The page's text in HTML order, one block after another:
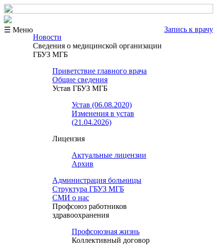
☰ Меню
Запись к врачу
Новости
Сведения о медицинской организации
ГБУЗ МГБ
Приветствие главного врача
Общие сведения
Устав ГБУЗ МГБ
Устав (06.08.2020)
Изменения в устав
(21.04.2026)
Лицензия
Актуальные лицензии
Архив
Администрация больницы
Структура ГБУЗ МГБ
СМИ о нас
Профсоюз работников
здравоохранения
Профсоюзная жизнь
Коллективный договор